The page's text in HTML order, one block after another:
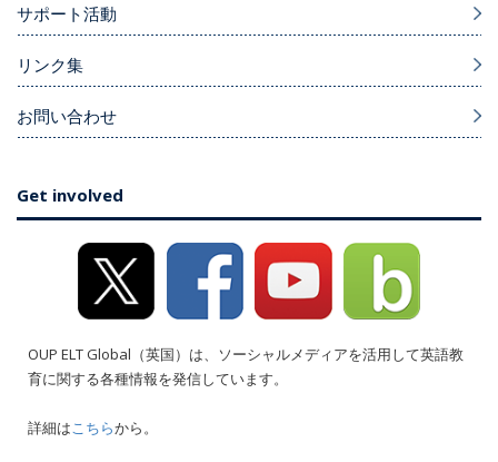
サポート活動
リンク集
お問い合わせ
Get involved
OUP ELT Global（英国）は、ソーシャルメディアを活用して英語教
育に関する各種情報を発信しています。
詳細はこちらから。